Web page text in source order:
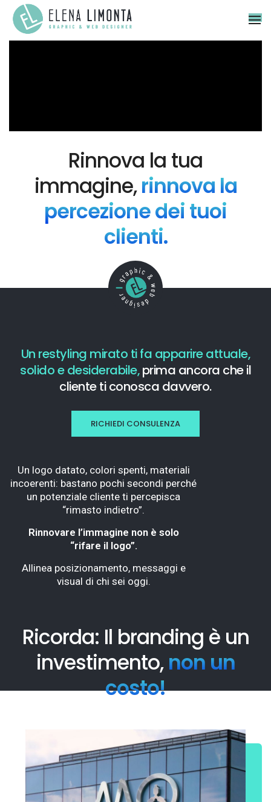
Rinnova la tua
immagine,rinnova la
percezione dei tuoi
clienti.
Un restyling mirato ti fa apparire attuale,
solido e desiderabile,prima ancora che il
cliente ti conosca davvero.
RICHIEDI CONSULENZA
Un logo datato, colori spenti, materiali
incoerenti: bastano pochi secondi perché
un potenziale cliente ti percepisca
“rimasto indietro”.
Rinnovare l’immagine non è solo
“rifare il logo”.
Allinea posizionamento, messaggi e
visual di chi sei oggi.
Ricorda: Il branding è un
investimento,non un
costo!